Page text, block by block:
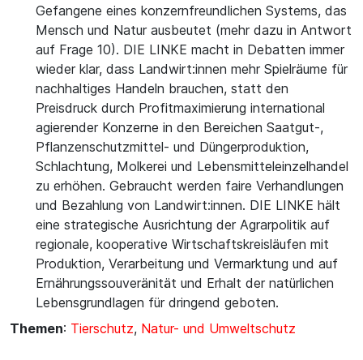
Gefangene eines konzernfreundlichen Systems, das
Mensch und Natur ausbeutet (mehr dazu in Antwort
auf Frage 10). DIE LINKE macht in Debatten immer
wieder klar, dass Landwirt:innen mehr Spielräume für
nachhaltiges Handeln brauchen, statt den
Preisdruck durch Profitmaximierung international
agierender Konzerne in den Bereichen Saatgut-,
Pflanzenschutzmittel- und Düngerproduktion,
Schlachtung, Molkerei und Lebensmitteleinzelhandel
zu erhöhen. Gebraucht werden faire Verhandlungen
und Bezahlung von Landwirt:innen. DIE LINKE hält
eine strategische Ausrichtung der Agrarpolitik auf
regionale, kooperative Wirtschaftskreisläufen mit
Produktion, Verarbeitung und Vermarktung und auf
Ernährungssouveränität und Erhalt der natürlichen
Lebensgrundlagen für dringend geboten.
Themen: Tierschutz, Natur- und Umweltschutz